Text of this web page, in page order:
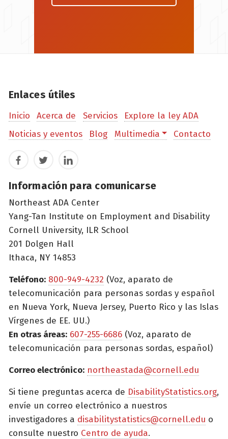
Enlaces útiles
Inicio Acerca de Servicios
Explore la ley ADA
Noticias y eventos
Blog Multimedia Contacto
FacebookTwitterLinkedIn
Información para comunicarse
Northeast ADA Center
Yang-Tan Institute on Employment and Disability
Cornell University, ILR School
201 Dolgen Hall
Ithaca, NY 14853
Teléfono: 800-949-4232 (Voz, aparato de
telecomunicación para personas sordas y español
en Nueva York, Nueva Jersey, Puerto Rico y las Islas
Vírgenes de EE. UU.)
En otras áreas: 607-255-6686 (Voz, aparato de
telecomunicación para personas sordas, español)
Correo electrónico: northeastada@cornell.edu
Si tiene preguntas acerca de DisabilityStatistics.org,
envíe un correo electrónico a nuestros
investigadores a disabilitystatistics@cornell.edu o
consulte nuestro Centro de ayuda.